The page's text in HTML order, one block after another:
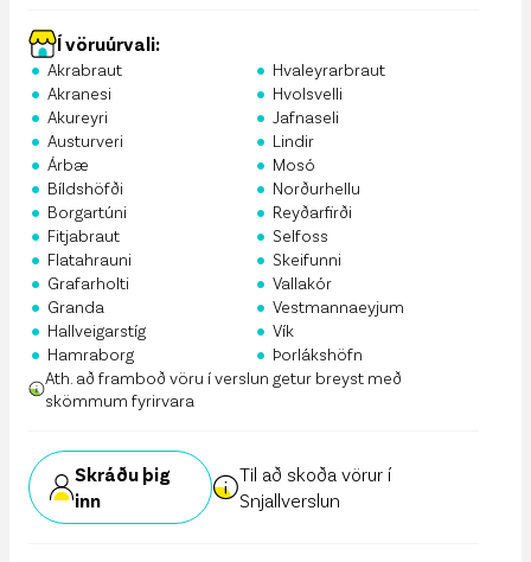
Í vöruúrvali:
• Akrabraut
• Akranesi
• Akureyri
• Austurveri
• Árbæ
• Bíldshöfði
• Borgartúni
• Fitjabraut
• Flatahrauni
• Grafarholti
• Granda
• Hallveigarstíg
• Hamraborg
• Hvaleyrarbraut
• Hvolsvelli
• Jafnaseli
• Lindir
• Mosó
• Norðurhellu
• Reyðarfirði
• Selfoss
• Skeifunni
• Vallakór
• Vestmannaeyjum
• Vík
• Þorlákshöfn
Ath. að framboð vöru í verslun getur breyst með
skömmum fyrirvara
Skráðu þig
inn
Til að skoða vörur í
Snjallverslun